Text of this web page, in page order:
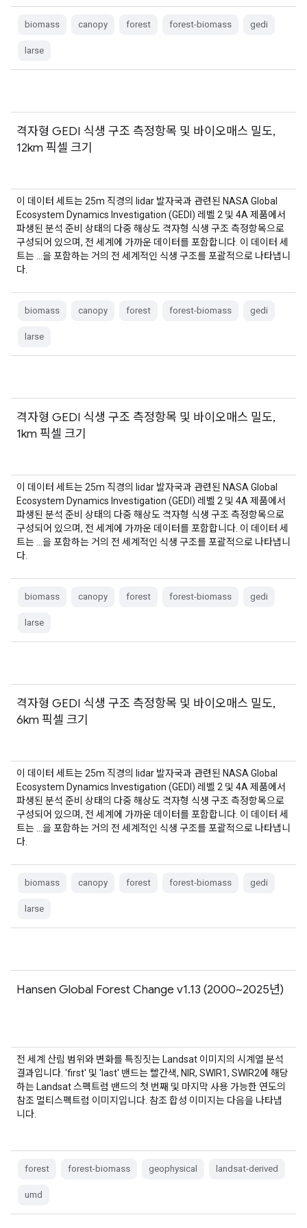
biomass canopy forest forest-biomass gedi
larse
격자형 GEDI 식생 구조 측정항목 및 바이오매스 밀도,
12km 픽셀 크기
이 데이터 세트는 25m 직경의 lidar 발자국과 관련된 NASA Global
Ecosystem Dynamics Investigation (GEDI) 레벨 2 및 4A 제품에서
파생된 분석 준비 상태의 다중 해상도 격자형 식생 구조 측정항목으로
구성되어 있으며, 전 세계에 가까운 데이터를 포함합니다. 이 데이터 세
트는 …을 포함하는 거의 전 세계적인 식생 구조를 포괄적으로 나타냅니
다.
biomass canopy forest forest-biomass gedi
larse
격자형 GEDI 식생 구조 측정항목 및 바이오매스 밀도,
1km 픽셀 크기
이 데이터 세트는 25m 직경의 lidar 발자국과 관련된 NASA Global
Ecosystem Dynamics Investigation (GEDI) 레벨 2 및 4A 제품에서
파생된 분석 준비 상태의 다중 해상도 격자형 식생 구조 측정항목으로
구성되어 있으며, 전 세계에 가까운 데이터를 포함합니다. 이 데이터 세
트는 …을 포함하는 거의 전 세계적인 식생 구조를 포괄적으로 나타냅니
다.
biomass canopy forest forest-biomass gedi
larse
격자형 GEDI 식생 구조 측정항목 및 바이오매스 밀도,
6km 픽셀 크기
이 데이터 세트는 25m 직경의 lidar 발자국과 관련된 NASA Global
Ecosystem Dynamics Investigation (GEDI) 레벨 2 및 4A 제품에서
파생된 분석 준비 상태의 다중 해상도 격자형 식생 구조 측정항목으로
구성되어 있으며, 전 세계에 가까운 데이터를 포함합니다. 이 데이터 세
트는 …을 포함하는 거의 전 세계적인 식생 구조를 포괄적으로 나타냅니
다.
biomass canopy forest forest-biomass gedi
larse
Hansen Global Forest Change v1.13 (2000~2025년)
전 세계 산림 범위와 변화를 특징짓는 Landsat 이미지의 시계열 분석
결과입니다. 'first' 및 'last' 밴드는 빨간색, NIR, SWIR1, SWIR2에 해당
하는 Landsat 스펙트럼 밴드의 첫 번째 및 마지막 사용 가능한 연도의
참조 멀티스펙트럼 이미지입니다. 참조 합성 이미지는 다음을 나타냅
니다.
forest forest-biomass geophysical landsat-derived
umd